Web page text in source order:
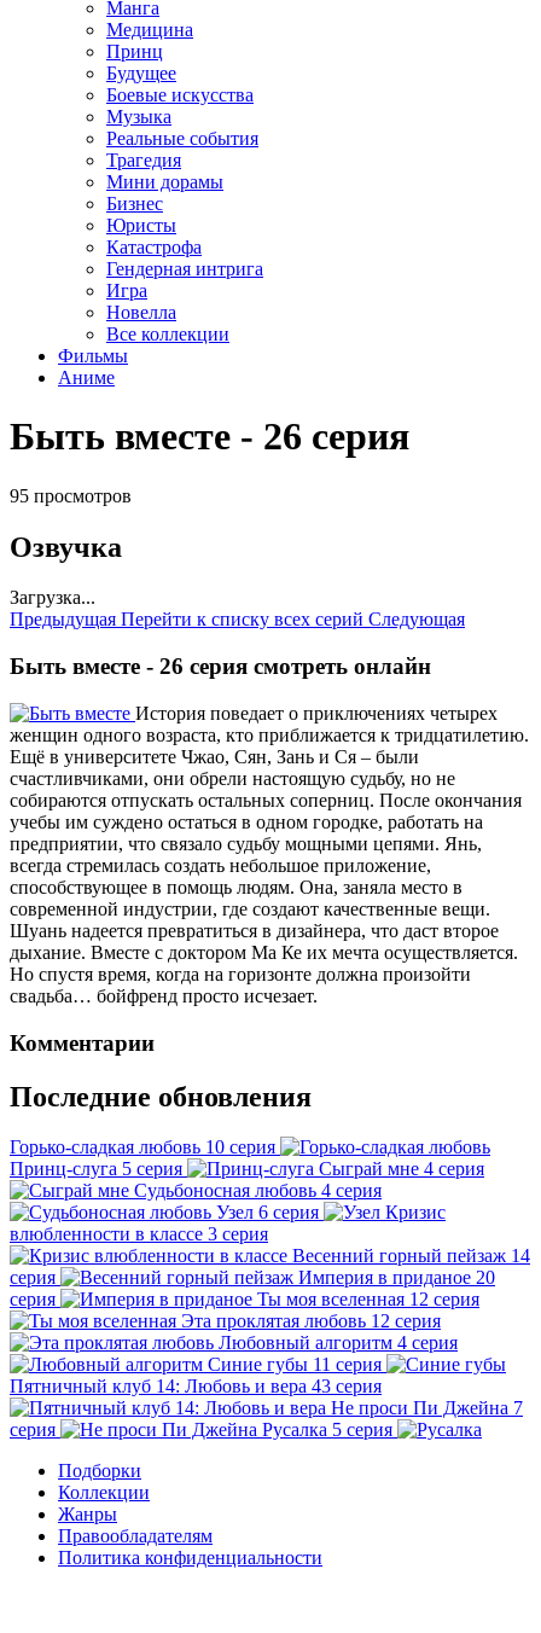
Манга
Медицина
Принц
Будущее
Боевые искусства
Музыка
Реальные события
Трагедия
Мини дорамы
Бизнес
Юристы
Катастрофа
Гендерная интрига
Игра
Новелла
Все коллекции
Фильмы
Аниме
Быть вместе - 26 серия
95 просмотров
Озвучка
Загрузка...
Предыдущая Перейти к списку всех серий Следующая
Быть вместе - 26 серия смотреть онлайн
История поведает о приключениях четырех
женщин одного возраста, кто приближается к тридцатилетию.
Ещё в университете Чжао, Сян, Зань и Ся – были
счастливчиками, они обрели настоящую судьбу, но не
собираются отпускать остальных соперниц. После окончания
учебы им суждено остаться в одном городке, работать на
предприятии, что связало судьбу мощными цепями. Янь,
всегда стремилась создать небольшое приложение,
способствующее в помощь людям. Она, заняла место в
современной индустрии, где создают качественные вещи.
Шуань надеется превратиться в дизайнера, что даст второе
дыхание. Вместе с доктором Ма Ке их мечта осуществляется.
Но спустя время, когда на горизонте должна произойти
свадьба… бойфренд просто исчезает.
Комментарии
Последние обновления
Горько-сладкая любовь 10 серия
Принц-слуга 5 серия Сыграй мне 4 серия
Судьбоносная любовь 4 серия
Узел 6 серия
Кризис
влюбленности в классе 3 серия
Весенний горный пейзаж 14
серия
Империя в приданое 20
серия
Ты моя вселенная 12 серия
Эта проклятая любовь 12 серия
Любовный алгоритм 4 серия
Синие губы 11 серия
Пятничный клуб 14: Любовь и вера 43 серия
Не проси Пи Джейна 7
серия
Русалка 5 серия
Подборки
Коллекции
Жанры
Правообладателям
Политика конфиденциальности